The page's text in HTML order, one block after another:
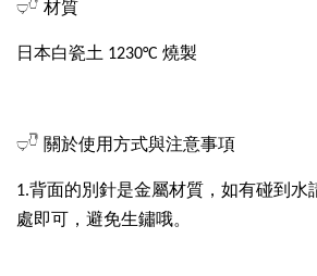
𓂑𓎹 材質
日本白瓷土 1230°C 燒製
𓂑𓎹 關於使用方式與注意事項
1.背面的別針是金屬材質，如有碰到水
處即可，避免生鏽哦。